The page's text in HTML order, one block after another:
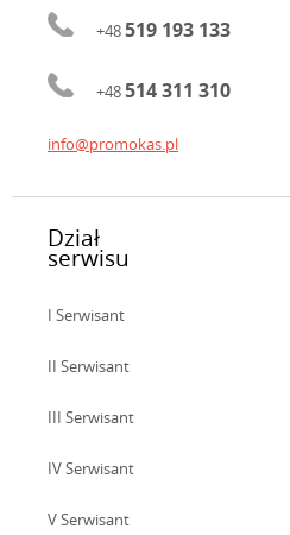
+48519 193 133
+48514 311 310
info@promokas.pl
Dział
serwisu
I Serwisant
II Serwisant
III Serwisant
IV Serwisant
V Serwisant